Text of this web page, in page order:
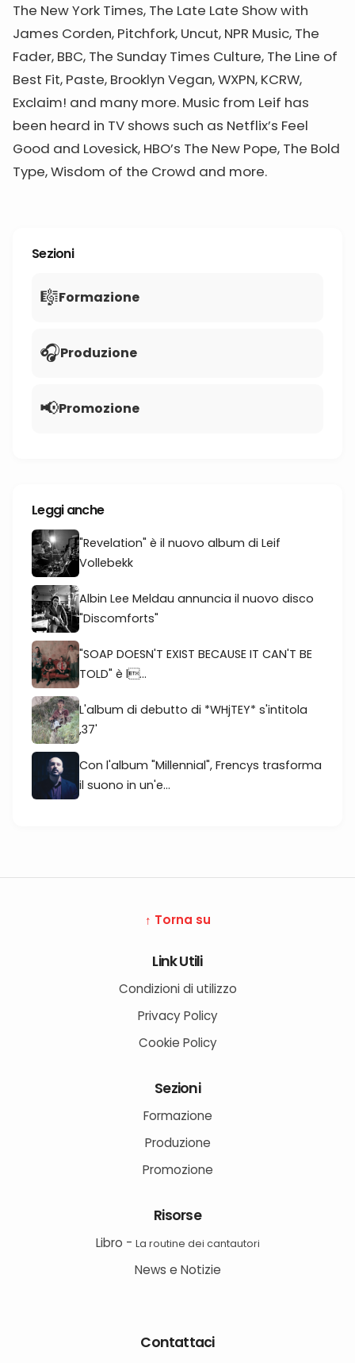
The New York Times, The Late Late Show with
James Corden, Pitchfork, Uncut, NPR Music, The
Fader, BBC, The Sunday Times Culture, The Line of
Best Fit, Paste, Brooklyn Vegan, WXPN, KCRW,
Exclaim! and many more. Music from Leif has
been heard in TV shows such as Netflix’s Feel
Good and Lovesick, HBO’s The New Pope, The Bold
Type, Wisdom of the Crowd and more.
Sezioni
🎼Formazione
🎧Produzione
📢Promozione
Leggi anche
"Revelation" è il nuovo album di Leif
Vollebekk
Albin Lee Meldau annuncia il nuovo disco
"Discomforts"
"SOAP DOESN'T EXIST BECAUSE IT CAN'T BE
TOLD" è l...
L'album di debutto di *WHjTEY* s'intitola
,37'
Con l'album "Millennial", Frencys trasforma
il suono in un'e...
↑ Torna su
Link Utili
Condizioni di utilizzo
Privacy Policy
Cookie Policy
Sezioni
Formazione
Produzione
Promozione
Risorse
Libro - La routine dei cantautori
News e Notizie
Contattaci